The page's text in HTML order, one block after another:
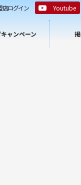
店ログイン Youtube
ャンペーン